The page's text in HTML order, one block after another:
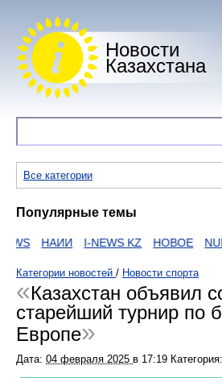
Новости
Казахстана
Все категории
Популярные темы
НАИИ I-NEWS KZ НОВОЕ
Категории новостей / Новости спорта
Казахстан объявил
старейший турнир по
Европе
Дата: 04 февраля 2025 в 17:19